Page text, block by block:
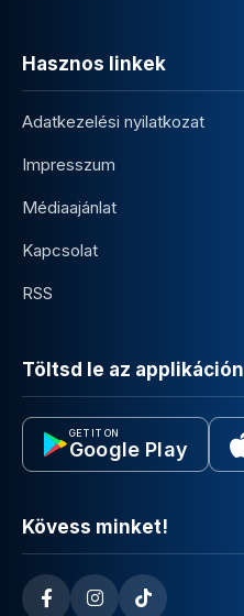
Hasznos linkek
Adatkezelési nyilatkozat
Impresszum
Médiaajánlat
Kapcsolat
RSS
Töltsd le az
GET IT ON
Google Play
Kövess minket!